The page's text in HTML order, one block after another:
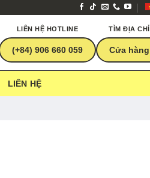
LIÊN HỆ HOTLINE
(+84) 906 660 059
TÌM ĐỊA CHỈ
Cửa hàng
LIÊN HỆ